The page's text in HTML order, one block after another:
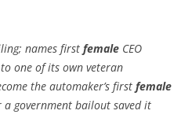
names first female CEO
one of its own veteran
the automaker’s first female
a government bailout saved it